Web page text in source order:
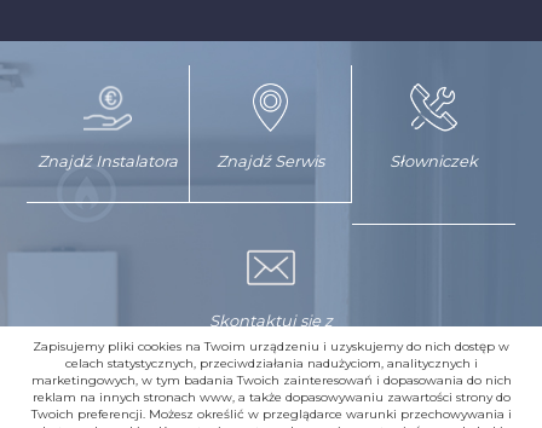
Znajdź Instalatora Znajdź Serwis Słowniczek
Skontaktuj się z
nami
Zapisujemy pliki cookies na Twoim urządzeniu i uzyskujemy do nich dostęp w
celach statystycznych, przeciwdziałania nadużyciom, analitycznych i
marketingowych, w tym badania Twoich zainteresowań i dopasowania do nich
reklam na innych stronach www, a także dopasowywaniu zawartości strony do
Twoich preferencji. Możesz określić w przeglądarce warunki przechowywania i